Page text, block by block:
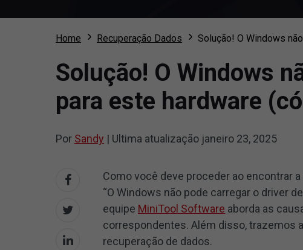
Home Recuperação Dados Solução! O Windows
Solução! O Windows
para este hardware
Por Sandy | Ultima atualização janeiro 23, 2025
Como você deve proceder ao encontrar
“O Windows não pode carregar o driver
equipe MiniTool Software aborda as
correspondentes. Além disso, trazemos
recuperação de dados.